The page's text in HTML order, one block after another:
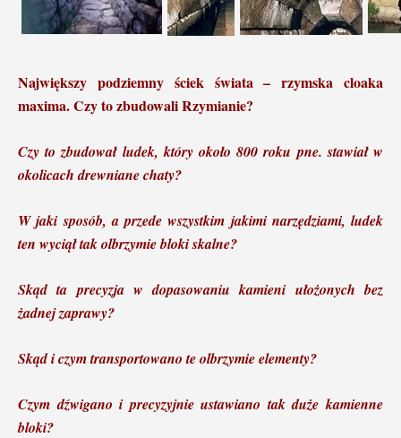
Największy podziemny ściek świata – rzymska cloaka
maxima. Czy to zbudowali Rzymianie?
Czy to zbudował ludek, który około 800 roku pne. stawiał w
okolicach drewniane chaty?
W jaki sposób, a przede wszystkim jakimi narzędziami, ludek
ten wyciął tak olbrzymie bloki skalne?
Skąd ta precyzja w dopasowaniu kamieni ułożonych bez
żadnej zaprawy?
Skąd i czym transportowano te olbrzymie elementy?
Czym dźwigano i precyzyjnie ustawiano tak duże kamienne
bloki?